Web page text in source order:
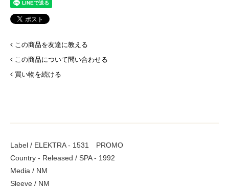
この商品を友達に教える
この商品について問い合わせる
買い物を続ける
Label / ELEKTRA - 1531 PROMO
Country - Released / SPA - 1992
Media / NM
Sleeve / NM